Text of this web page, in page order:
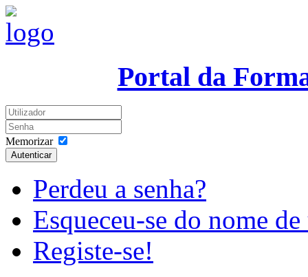
Portal da
Memorizar
Autenticar
Perdeu a senha?
Esqueceu-se do nome
Registe-se!